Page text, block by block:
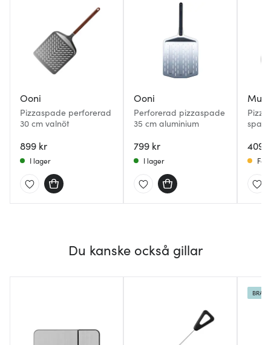
Ooni
Pizzaspade perforerad
30 cm valnöt
899 kr
I lager
Ooni
Perforerad pizzaspade
35 cm aluminium
799 kr
I lager
409
Få
Du kanske också gillar
BRA